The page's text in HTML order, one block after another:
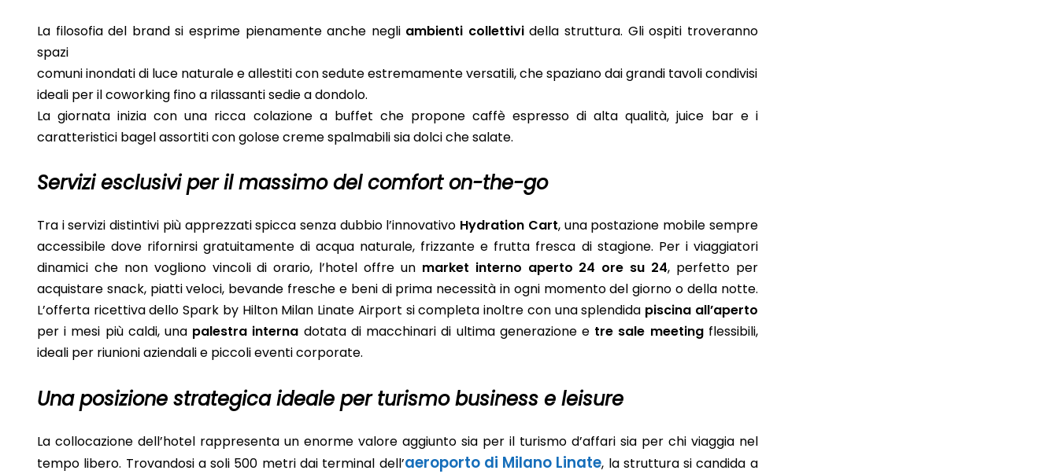
La filosofia del brand si esprime pienamente anche negli ambienti collettividella struttura. Gli ospiti troveranno
spazi
comuni inondati di luce naturale e allestiti con sedute estremamente versatili, che spaziano dai grandi tavoli condivisi
ideali per il coworking fino a rilassanti sedie a dondolo.
La giornata inizia con una ricca colazione a buffet che propone caffè espresso di alta qualità, juice bar e i
caratteristici bagel assortiti con golose creme spalmabili sia dolci che salate.
Servizi esclusivi per il massimo del comfort on-the-go
Tra i servizi distintivi più apprezzati spicca senza dubbio l’innovativo Hydration Cart, una postazione mobile sempre
accessibile dove rifornirsi gratuitamente di acqua naturale, frizzante e frutta fresca di stagione. Per i viaggiatori
dinamici che non vogliono vincoli di orario, l’hotel offre un market interno aperto 24 ore su 24, perfetto per
acquistare snack, piatti veloci, bevande fresche e beni di prima necessità in ogni momento del giorno o della notte.
L’offerta ricettiva dello Spark by Hilton Milan Linate Airport si completa inoltre con una splendida piscina all’aperto
per i mesi più caldi, una palestra interna dotata di macchinari di ultima generazione e tre sale meetingflessibili,
ideali per riunioni aziendali e piccoli eventi corporate.
Una posizione strategica ideale per turismo business e leisure
La collocazione dell’hotel rappresenta un enorme valore aggiunto sia per il turismo d’affari sia per chi viaggia nel
tempo libero. Trovandosi a soli 500 metri dai terminal dell’aeroporto di Milano Linate, la struttura si candida a